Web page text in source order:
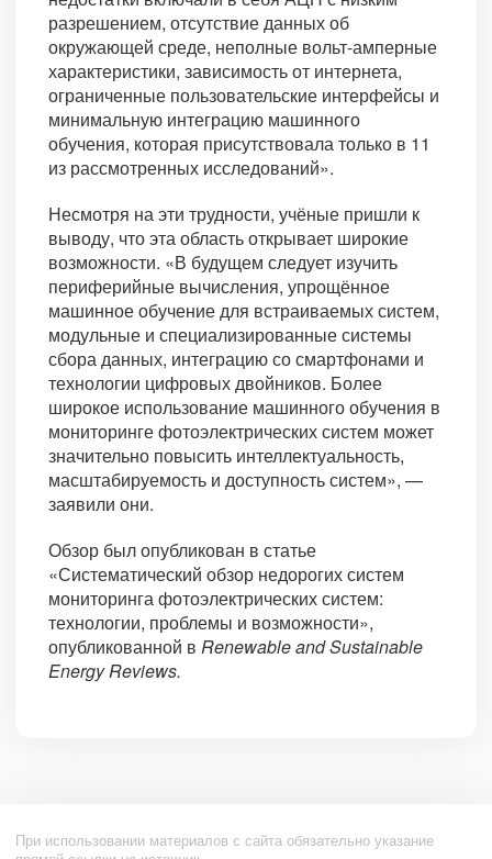
разрешением, отсутствие данных об
окружающей среде, неполные вольт-амперные
характеристики, зависимость от интернета,
ограниченные пользовательские интерфейсы и
минимальную интеграцию машинного
обучения, которая присутствовала только в 11
из рассмотренных исследований».
Несмотря на эти трудности, учёные пришли к
выводу, что эта область открывает широкие
возможности. «В будущем следует изучить
периферийные вычисления, упрощённое
машинное обучение для встраиваемых систем,
модульные и специализированные системы
сбора данных, интеграцию со смартфонами и
технологии цифровых двойников. Более
широкое использование машинного обучения в
мониторинге фотоэлектрических систем может
значительно повысить интеллектуальность,
масштабируемость и доступность систем», —
заявили они.
Обзор был опубликован в статье
«Систематический обзор недорогих систем
мониторинга фотоэлектрических систем:
технологии, проблемы и возможности»,
опубликованной в Renewable and Sustainable
Energy Reviews.
При использовании материалов с сайта обязательно указание